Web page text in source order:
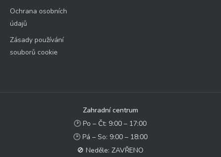
Ochrana osobních
údajů
Zásady používání
souborů cookie
Zahradní centrum
🕑 Po – Čt: 9:00 – 17:00
🕑 Pá – So: 9:00 – 18:00
🚫 Neděle: ZAVŘENO